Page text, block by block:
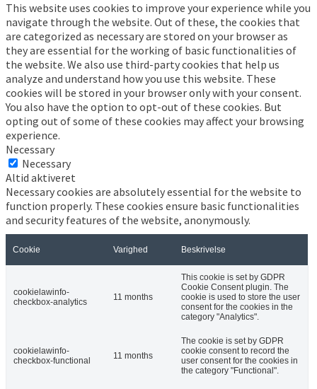
This website uses cookies to improve your experience while you
navigate through the website. Out of these, the cookies that
are categorized as necessary are stored on your browser as
they are essential for the working of basic functionalities of
the website. We also use third-party cookies that help us
analyze and understand how you use this website. These
cookies will be stored in your browser only with your consent.
You also have the option to opt-out of these cookies. But
opting out of some of these cookies may affect your browsing
experience.
Necessary
Necessary
Altid aktiveret
Necessary cookies are absolutely essential for the website to
function properly. These cookies ensure basic functionalities
and security features of the website, anonymously.
Cookie Varighed Beskrivelse
cookielawinfo-
checkbox-analytics
11 months
This cookie is set by GDPR
Cookie Consent plugin. The
cookie is used to store the user
consent for the cookies in the
category "Analytics".
cookielawinfo-
checkbox-functional
11 months
The cookie is set by GDPR
cookie consent to record the
user consent for the cookies in
the category "Functional".